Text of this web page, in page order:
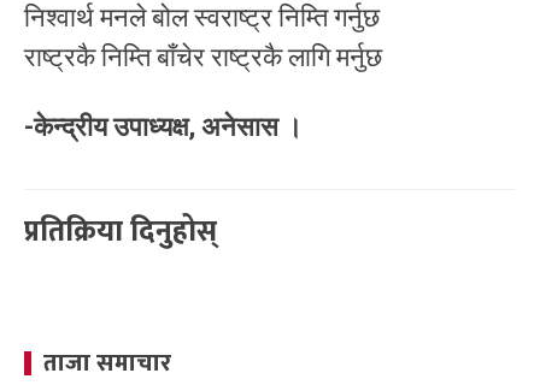
निश्वार्थ मनले बोल स्वराष्ट्र निम्ति गर्नुछ
राष्ट्रकै निम्ति बाँचेर राष्ट्रकै लागि मर्नुछ
-केन्द्रीय उपाध्यक्ष, अनेसास ।
प्रतिक्रिया दिनुहोस्
ताजा समाचार